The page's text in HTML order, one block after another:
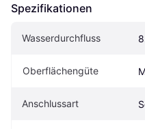
Spezifikationen
Wasserdurchfluss
Oberflächengüte
Anschlussart